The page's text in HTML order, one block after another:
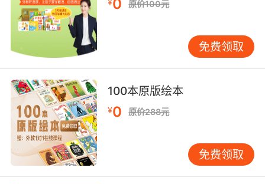
¥0 原价100元
免费领取
100本原版绘本
¥0 原价288元
免费领取